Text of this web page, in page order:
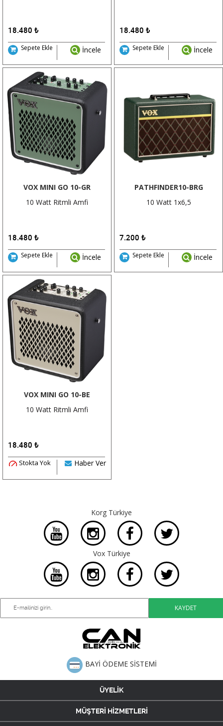
18.480 ₺
Sepete Ekle İncele
18.480 ₺
Sepete Ekle İncele
VOX MINI GO 10-GR
10 Watt Ritmli Amfi
18.480 ₺
Sepete Ekle İncele
PATHFINDER10-BRG
10 Watt 1x6,5
7.200 ₺
Sepete Ekle İncele
VOX MINI GO 10-BE
10 Watt Ritmli Amfi
18.480 ₺
Stokta Yok
Haber Ver
Korg Türkiye
Vox Türkiye
BAYİ ÖDEME SİSTEMİ
ÜYELİK
MÜŞTERİ HİZMETLERİ